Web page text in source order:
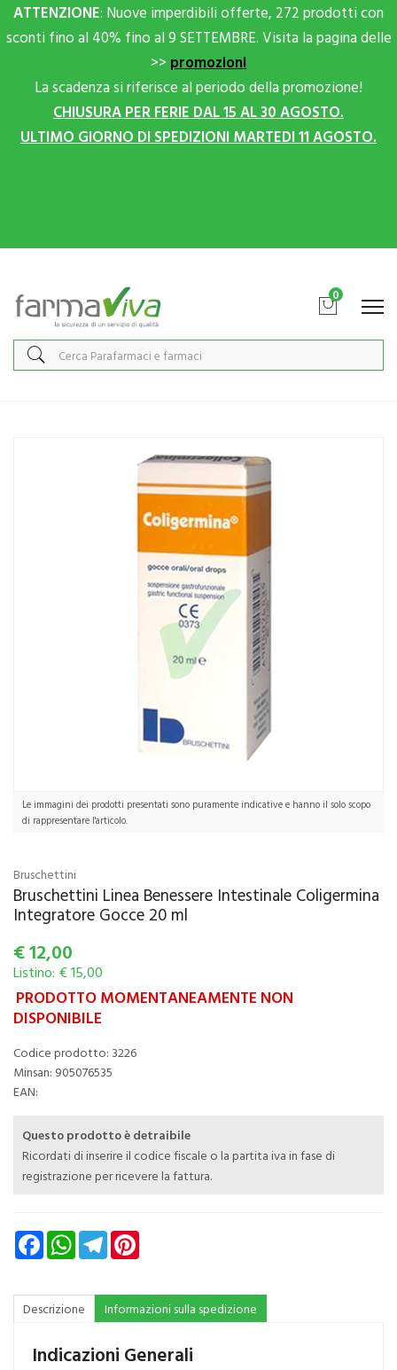
ATTENZIONE: Nuove imperdibili offerte, 272 prodotti con
sconti fino al 40% fino al 9 SETTEMBRE. Visita la pagina delle
>> promozioni
La scadenza si riferisce al periodo della promozione!
CHIUSURA PER FERIE DAL 15 AL 30 AGOSTO.
ULTIMO GIORNO DI SPEDIZIONI MARTEDI 11 AGOSTO.
0
Gocce 20 ml
Le immagini dei prodotti presentati sono puramente indicative e hanno il solo scopo
di rappresentare l'articolo.
Bruschettini
Bruschettini Linea Benessere Intestinale Coligermina
Integratore Gocce 20 ml
€12,00
Listino: € 15,00
PRODOTTO MOMENTANEAMENTE NON
DISPONIBILE
Codice prodotto: 3226
Minsan: 905076535
EAN:
Questo prodotto è detraibile
Ricordati di inserire il codice fiscale o la partita iva in fase di
registrazione per ricevere la fattura.
FacebookWhatsAppTelegram
Descrizione Informazioni sulla spedizione
Indicazioni Generali